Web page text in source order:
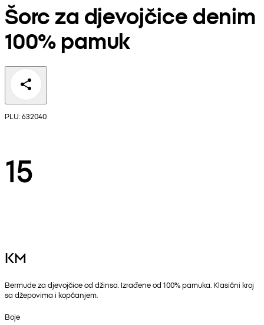
Šorc za djevojčice denim
100% pamuk
PLU: 632040
15
KM
Bermude za djevojčice od džinsa. Izrađene od 100% pamuka. Klasični kroj
sa džepovima i kopčanjem.
Boje